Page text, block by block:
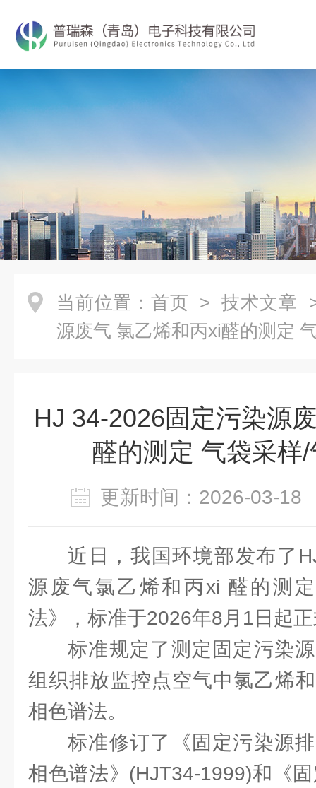
当前位置： 首页 > 技术文章
源废气 氯乙烯和丙xi醛的测定
HJ 34-2026固定污染源
醛的测定 气袋采样
更新时间：2026-03-
近日，我国环境部发布了
源废气氯乙烯和丙xi 醛的测
法》，标准于2026年8月1日起
标准规定了测定固定污染
组织排放监控点空气中氯乙烯
相色谱法。
标准修订了《固定污染源
相色谱法》(HJT34-1999)和《